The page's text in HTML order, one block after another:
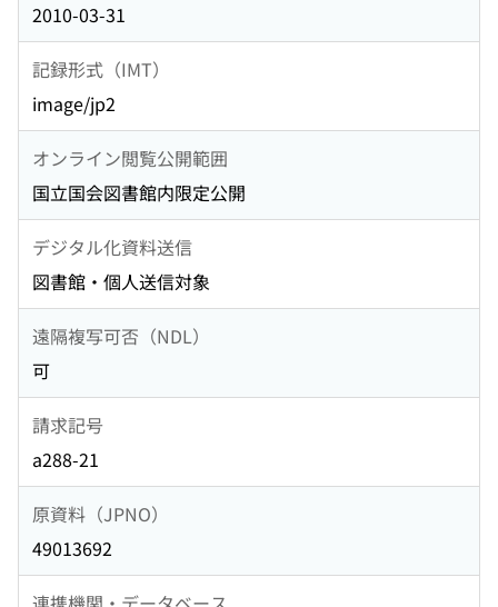
2010-03-31
記録形式（IMT）
image/jp2
オンライン閲覧公開範囲
国立国会図書館内限定公開
デジタル化資料送信
図書館・個人送信対象
遠隔複写可否（NDL）
可
請求記号
a288-21
原資料（JPNO）
49013692